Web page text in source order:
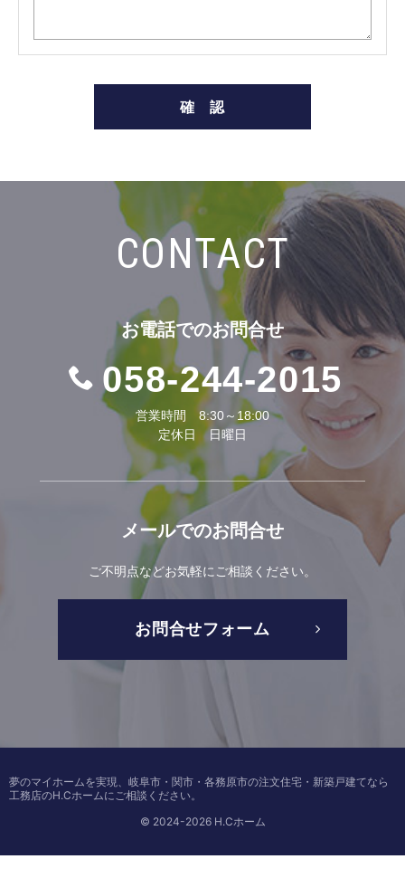
CONTACT
お電話でのお問合せ
058-244-2015
営業時間 8:30～18:00
定休日 日曜日
メールでのお問合せ
ご不明点などお気軽にご相談ください。
お問合せフォーム
© 2024-2026 H.Cホーム
夢のマイホームを実現、 岐阜市・関市・各務原市の注文住宅・新築戸建てなら
工務店のH.Cホームにご相談ください。